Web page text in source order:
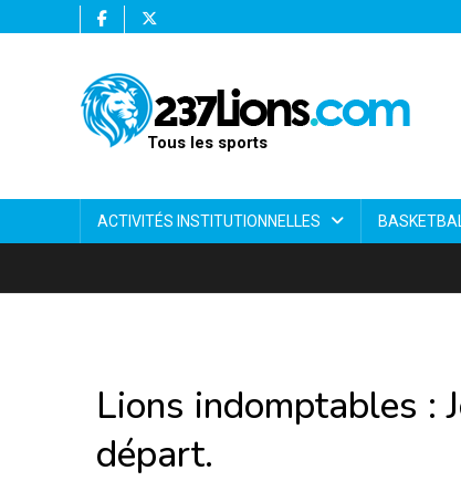
Tous les sports
ACTIVITÉS INSTITUTIONNELLES
Lions indomptables :
départ.